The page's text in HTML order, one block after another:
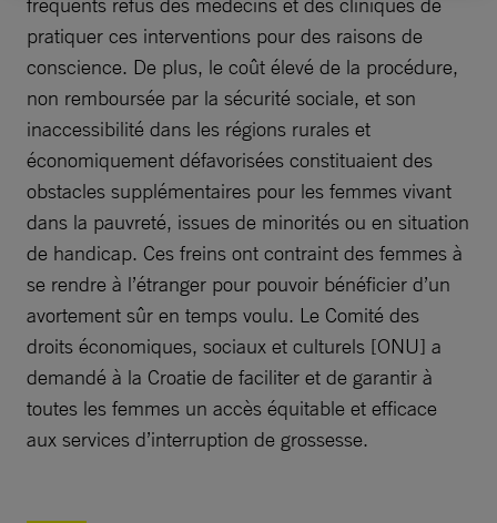
pratiquer ces interventions pour des raisons de
conscience. De plus, le coût élevé de la procédure,
non remboursée par la sécurité sociale, et son
inaccessibilité dans les régions rurales et
économiquement défavorisées constituaient des
obstacles supplémentaires pour les femmes vivant
dans la pauvreté, issues de minorités ou en situation
de handicap. Ces freins ont contraint des femmes à
se rendre à l’étranger pour pouvoir bénéficier d’un
avortement sûr en temps voulu. Le Comité des
droits économiques, sociaux et culturels [ONU] a
demandé à la Croatie de faciliter et de garantir à
toutes les femmes un accès équitable et efficace
aux services d’interruption de grossesse.